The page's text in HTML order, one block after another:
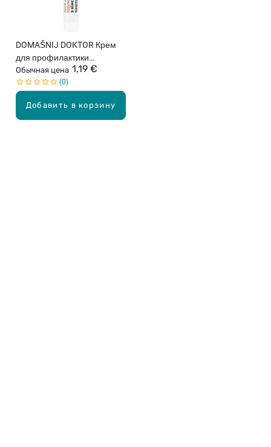
Добавить в корзину
DOMAŠNIJ DOKTOR Крем
для профилактики
варикоза с конским
каштаном, 42мл
Обычная цена 1,19 €
0